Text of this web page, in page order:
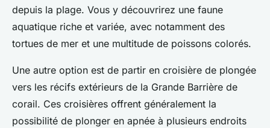
depuis la plage. Vous y découvrirez une faune
aquatique riche et variée, avec notamment des
tortues de mer et une multitude de poissons colorés.
Une autre option est de partir en croisière de plongée
vers les récifs extérieurs de la Grande Barrière de
corail. Ces croisières offrent généralement la
possibilité de plonger en apnée à plusieurs endroits